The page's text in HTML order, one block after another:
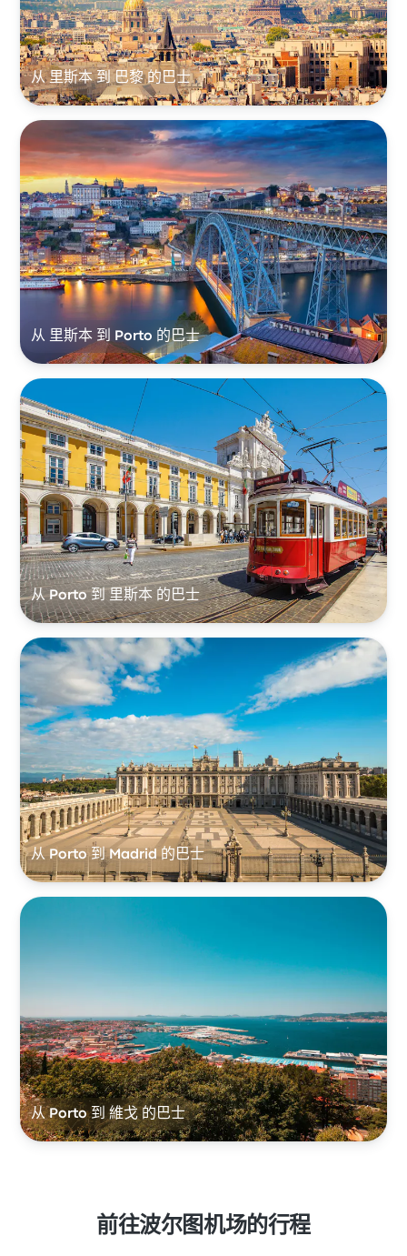
从 里斯本 到 巴黎 的巴士
从 里斯本 到 Porto 的巴士
从 Porto 到 里斯本 的巴士
从 Porto 到 Madrid 的巴士
从 Porto 到 維戈 的巴士
前往波尔图机场的行程